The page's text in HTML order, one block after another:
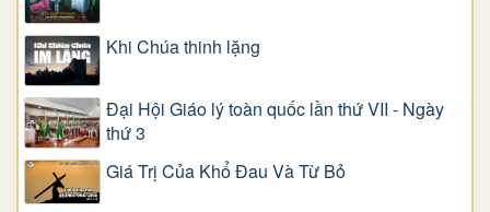
Khi Chúa thinh lặng
Đại Hội Giáo lý toàn quốc lần thứ VII - Ngày
thứ 3
Giá Trị Của Khổ Ðau Và Từ Bỏ